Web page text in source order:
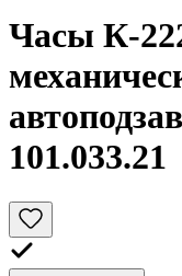
Часы К-
101.033.21